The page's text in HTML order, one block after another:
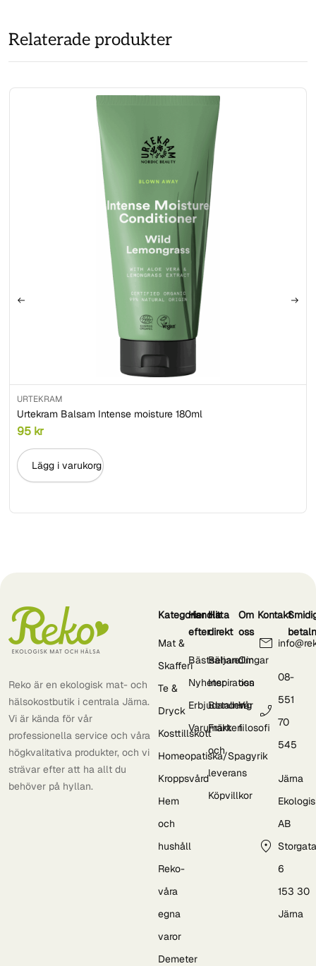
Relaterade produkter
URTEKRAM
Urtekram Balsam Intense moisture 180ml
95 kr
Lägg i varukorg
Reko är en ekologisk mat- och
hälsokostbutik i centrala Järna.
Vi är kända för vår
professionella service och våra
högkvalitativa produkter, och vi
strävar efter att ha allt du
behöver på hyllan.
Kategorier
Mat &
Skafferi
Te &
Dryck
Kosttillskott
Homeopatiska/Spagyrik
Kroppsvård
Hem
och
hushåll
Reko-
våra
egna
varor
Demeter
Handla
efter
Bästsäljare
Nyheter
Erbjudanden
Varumärken
Hitta
direkt
Behandlingar
Inspiration
Betalning
Frakt
och
leverans
Köpvillkor
Om
oss
Om
oss
Vår
filosofi
Kontakt
08-
551
70
545
Järna
AB
6
153 30
Järna